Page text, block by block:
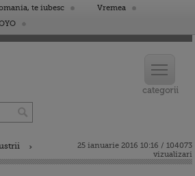
te iubesc
Vremea
25 ianuarie 2016 10:16 / 104073
vizualizari